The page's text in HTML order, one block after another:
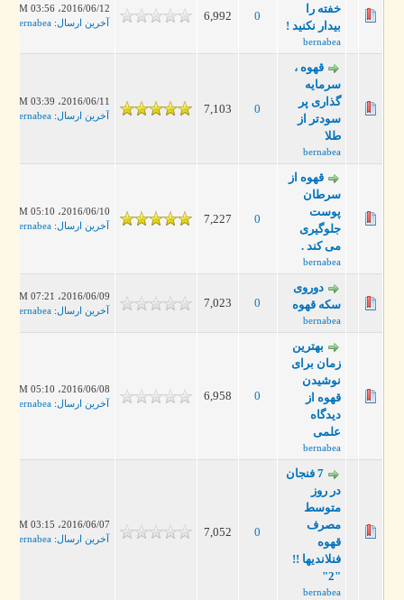
خفته را
بیدار نکنید !
bernabea
6,992
2016/06/12، 03:56 PM
آخرین ارسال :
bernabea
قهوه ،
سرمایه
گذاری پر
سودتر از
bernabea
7,103
2016/06/11، 03:39 PM
آخرین ارسال :
bernabea
قهوه از
سرطان
پوست
جلوگیری
می کند .
bernabea
7,227
2016/06/10، 05:10 PM
آخرین ارسال :
bernabea
دوروی
سکه قهوه
bernabea
7,023
2016/06/09، 07:21 PM
آخرین ارسال :
bernabea
بهترین
زمان برای
نوشیدن
قهوه از
دیدگاه
علمی
bernabea
6,958
2016/06/08، 05:10 PM
آخرین ارسال :
bernabea
7 فنجان
در روز
متوسط
مصرف
قهوه
فنلاندیها !!
bernabea
7,052
2016/06/07، 03:15 PM
آخرین ارسال :
bernabea